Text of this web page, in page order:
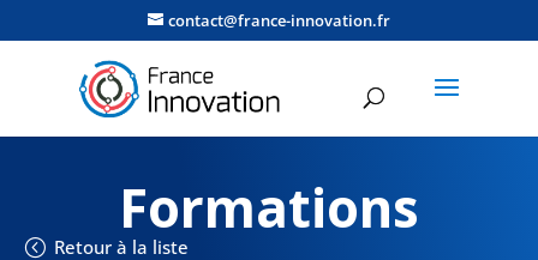
contact@france-innovation.fr
Formations
Retour à la liste